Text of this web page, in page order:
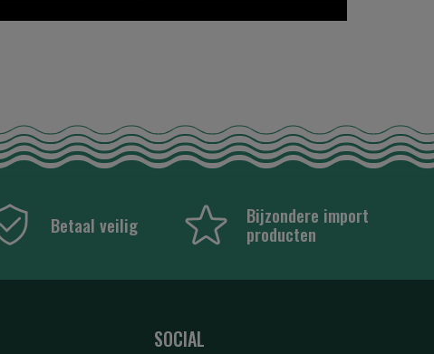
Betaal veilig Bijzondere import
producten
SOCIAL